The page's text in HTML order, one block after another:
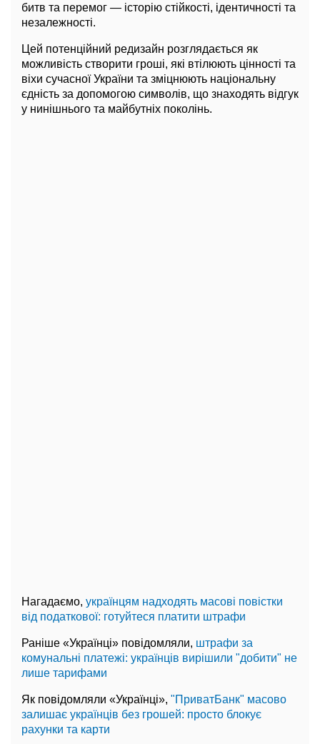
битв та перемог — історію стійкості, ідентичності та
незалежності.
Цей потенційний редизайн розглядається як
можливість створити гроші, які втілюють цінності та
віхи сучасної України та зміцнюють національну
єдність за допомогою символів, що знаходять відгук
у нинішнього та майбутніх поколінь.
Нагадаємо, українцям надходять масові повістки
від податкової: готуйтеся платити штрафи
Раніше «Українці» повідомляли, штрафи за
комунальні платежі: українців вирішили "добити" не
лише тарифами
Як повідомляли «Українці», "ПриватБанк" масово
залишає українців без грошей: просто блокує
рахунки та карти